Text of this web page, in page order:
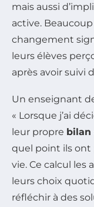
mais aussi
active.
changement
leurs élèves
après avoir suivi
Un enseignant
« Lorsque j’ai
leur propre bilan
quel point ils ont
vie. Ce calcul les
leurs choix
réfléchir à des